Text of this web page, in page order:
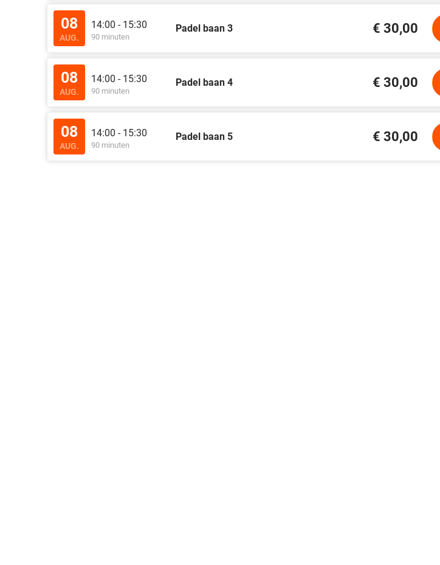
08
AUG.
14:00 - 15:30
90 minuten
Padel baan 3 € 30,00
08
AUG.
14:00 - 15:30
90 minuten
Padel baan 4 € 30,00
08
AUG.
14:00 - 15:30
90 minuten
Padel baan 5 € 30,00